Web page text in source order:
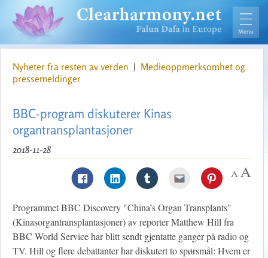
Nyheter fra resten av verden | Medieoppmerksomhet og
pressemeldinger
BBC-program diskuterer Kinas
organtransplantasjoner
2018-11-28
Programmet BBC Discovery "China’s Organ Transplants"
(Kinasorgantransplantasjoner) av reporter Matthew Hill fra
BBC World Service har blitt sendt gjentatte ganger på radio og
TV. Hill og flere debattanter har diskutert to spørsmål: Hvem er